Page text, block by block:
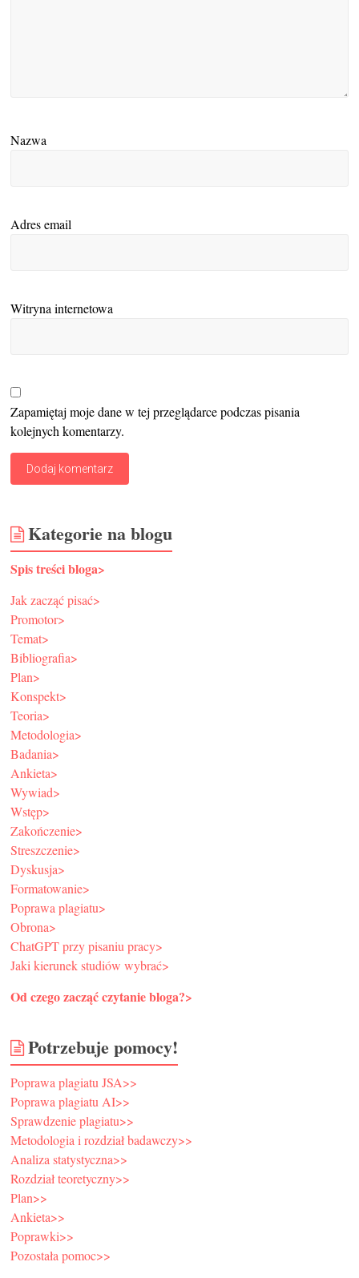
Nazwa
Adres email
Witryna internetowa
Zapamiętaj moje dane w tej przeglądarce podczas pisania
kolejnych komentarzy.
Kategorie na blogu
Spis treści bloga>
Jak zacząć pisać>
Promotor>
Temat>
Bibliografia>
Plan>
Konspekt>
Teoria>
Metodologia>
Badania>
Ankieta>
Wywiad>
Wstęp>
Zakończenie>
Streszczenie>
Dyskusja>
Formatowanie>
Poprawa plagiatu>
Obrona>
ChatGPT przy pisaniu pracy>
Jaki kierunek studiów wybrać>
Od czego zacząć czytanie bloga?>
Potrzebuje pomocy!
Poprawa plagiatu JSA>>
Poprawa plagiatu AI>>
Sprawdzenie plagiatu>>
Metodologia i rozdział badawczy>>
Analiza statystyczna>>
Rozdział teoretyczny>>
Plan>>
Ankieta>>
Poprawki>>
Pozostała pomoc>>